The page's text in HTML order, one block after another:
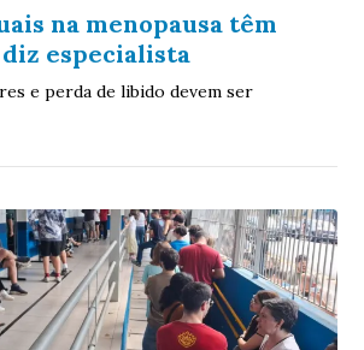
na menopausa têm
especialista
e perda de libido devem ser